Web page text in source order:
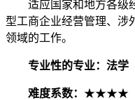
适应国家和地方各级
型工商企业经营管理、涉
领域的工作。
专业性的专业：法学
难度系数： ★★★★